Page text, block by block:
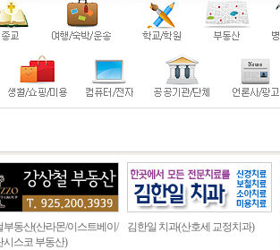
부동산(산라몬/이스트베이/
시스코 부동산)
김한일 치과(산호세 교정치과)